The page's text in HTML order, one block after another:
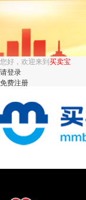
您好，欢迎来到 买卖宝
请登录
免费注册